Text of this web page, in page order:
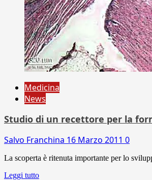
Medicina
News
Studio di un recettore per la
Salvo Franchina 16 Marzo 2011 0
La scoperta è ritenuta importante per lo
Leggi tutto